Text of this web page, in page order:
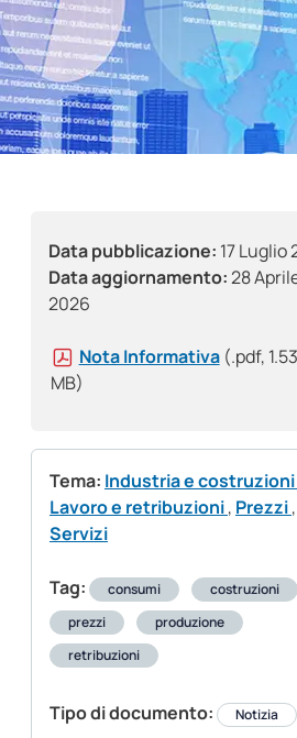
Data pubblicazione: 17 Luglio
Data aggiornamento:28
2026
Nota Informativa (.pdf, 1.53
MB)
Tema: Industria e costruzioni
Lavoro e retribuzioni, Prezzi,
Servizi
Tag: consumi
costruzioni
prezzi
produzione
retribuzioni
Tipo di documento: Notizia